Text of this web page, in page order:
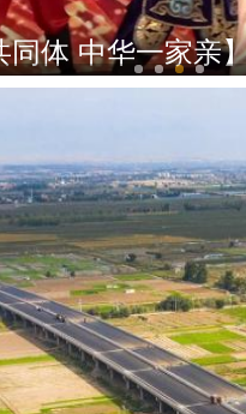
同体 中华一家亲